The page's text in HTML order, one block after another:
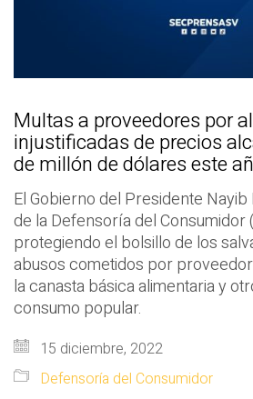
Multas a proveedores por
injustificadas de precios
de millón de dólares este
El Gobierno del Presidente
de la Defensoría del Consumidor
protegiendo el bolsillo de los
abusos cometidos por
la canasta básica alimentaria y
consumo popular.
15 diciembre, 2022
Defensoría del Consumidor